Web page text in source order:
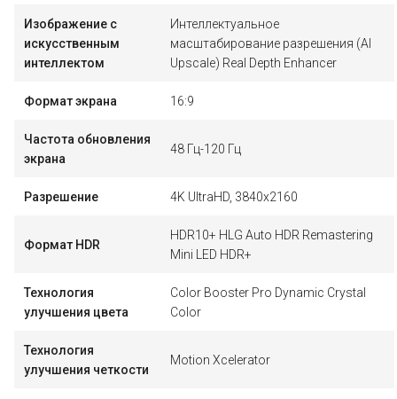
Изображение с
искусственным
интеллектом
Интеллектуальное
масштабирование разрешения (AI
Upscale) Real Depth Enhancer
Формат экрана 16:9
Частота обновления
экрана
48 Гц-120 Гц
Разрешение 4K UltraHD, 3840x2160
Формат HDR
HDR10+ HLG Auto HDR Remastering
Mini LED HDR+
Технология
улучшения цвета
Color Booster Pro Dynamic Crystal
Color
Технология
улучшения четкости
Motion Xcelerator